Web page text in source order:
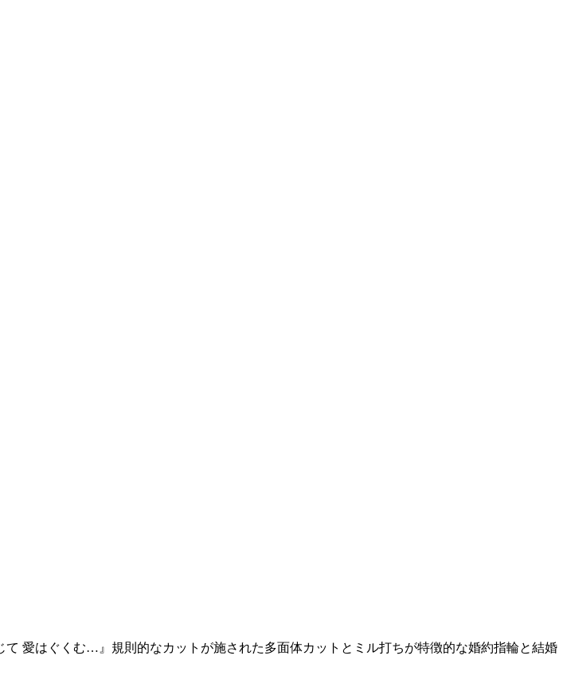
愛はぐくむ…』規則的なカットが施された多面体カットとミル打ちが特徴的な婚約指輪と結婚